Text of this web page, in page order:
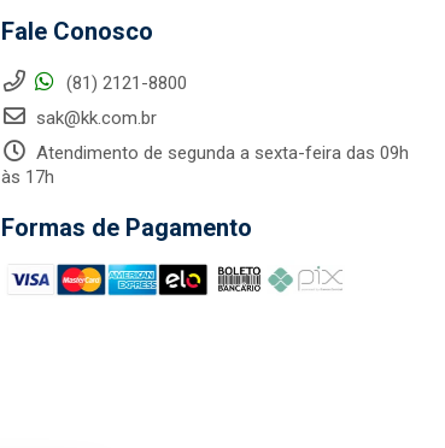
Fale Conosco
(81) 2121-8800
sak@kk.com.br
Atendimento de segunda a sexta-feira das 09h
às 17h
Formas de Pagamento